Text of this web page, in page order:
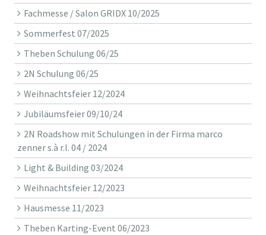
Fachmesse / Salon GRIDX 10/2025
Sommerfest 07/2025
Theben Schulung 06/25
2N Schulung 06/25
Weihnachtsfeier 12/2024
Jubiläumsfeier 09/10/24
2N Roadshow mit Schulungen in der Firma marco
zenner s.à r.l. 04 / 2024
Light & Building 03/2024
Weihnachtsfeier 12/2023
Hausmesse 11/2023
Theben Karting-Event 06/2023